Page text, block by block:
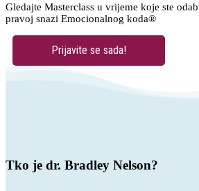
Gledajte Masterclass u vrijeme koje ste
pravoj snazi Emocionalnog koda®
Prijavite se sada!
Tko je dr. Bradley Nelson?